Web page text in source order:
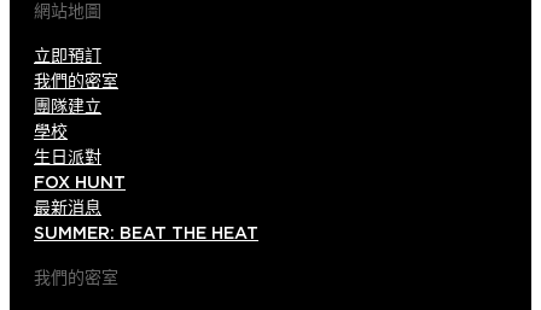
網站地圖
立即預訂
我們的密室
團隊建立
學校
生日派對
FOX HUNT
最新消息
SUMMER: BEAT THE HEAT
我們的密室